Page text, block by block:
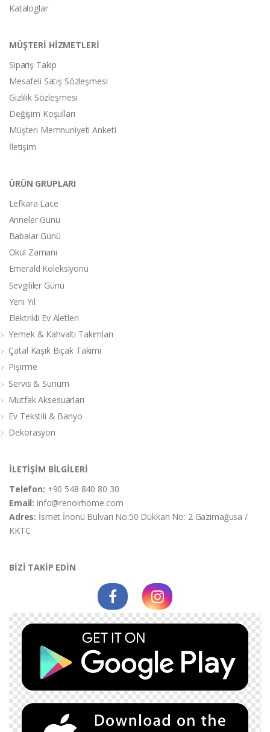
Kataloglar
MÜŞTERİ HİZMETLERİ
Sipariş Takip
Mesafeli Satış Sözleşmesi
Gizlilik Sözleşmesi
Değişim Koşulları
Müşteri Memnuniyeti Anketi
İletişim
ÜRÜN GRUPLARI
Lefkara Lace
Anneler Günü
Babalar Günü
Okul Zamanı
Emerald Koleksiyonu
Sevgililer Günü
Yeni Yıl
Elektrikli Ev Aletleri
Yemek & Kahvaltı Takımları
Çatal Kaşık Bıçak Takımı
Pişirme
Servis & Sunum
Mutfak Aksesuarları
Ev Tekstili & Banyo
Dekorasyon
İLETİŞİM BİLGİLERİ
Telefon: +90 548 840 80 30
Email:info@renoirhome.com
Adres: İsmet İnonü Bulvarı No:50 Dükkan No: 2 Gazimağusa /
KKTC
BİZİ TAKİP EDİN